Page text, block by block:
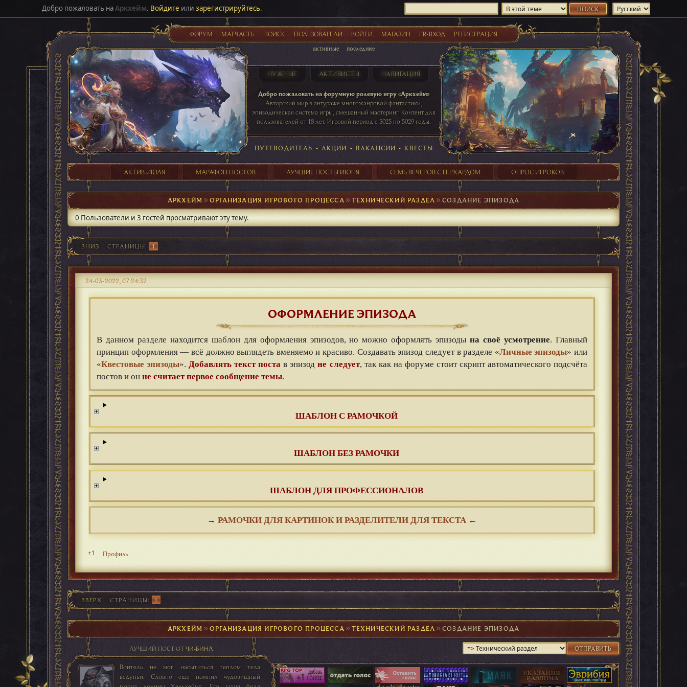
Добро пожаловать наАркхейм. Войдите или зарегистрируйтесь.
ФОРУМ МАТЧАСТЬ ПОИСК ПОЛЬЗОВАТЕЛИ ВОЙТИ МАГАЗИН PR-ВХОД РЕГИСТРАЦИЯ
активные последние
НУЖНЫЕ АКТИВИСТЫ НАВИГАЦИЯ
Добро пожаловать на форумную ролевую игру «Аркхейм»
Авторский мир в антураже многожанровой фантастики,
эпизодическая система игры, смешанный мастеринг. Контент для
пользователей от 18 лет. Игровой период с 5025 по 5029 годы.
таблице игровой активности
41 ПОСТОВ 31 ПОСТОВ 29 ПОСТОВ 24 ПОСТОВ
ПУТЕВОДИТЕЛЬ • АКЦИИ • ВАКАНСИИ • КВЕСТЫ
АКТИВ ИЮЛЯ МАРАФОН ПОСТОВ ЛУЧШИЕ ПОСТЫ ИЮНЯ СЕМЬ ВЕЧЕРОВ С ГЕРХАРДОМ ОПРОС ИГРОКОВ
АРКХЕЙМ ►ОРГАНИЗАЦИЯ ИГРОВОГО ПРОЦЕССА ►ТЕХНИЧЕСКИЙ РАЗДЕЛ ►СОЗДАНИЕ ЭПИЗОДА
0 Пользователи и 3 гостей просматривают эту тему.
ВНИЗ СТРАНИЦЫ 1
24-03-2022, 07:24:32
ОФОРМЛЕНИЕ ЭПИЗОДА
В данном разделе находится шаблон для оформления эпизодов, но можно оформлять эпизодына своё усмотрение. Главный
принцип оформления — всё должно выглядеть вменяемо и красиво. Создавать эпизод следует в разделе «Личные эпизоды» или
«Квестовые эпизоды». Добавлять текст поста в эпизодне следует, так как на форуме стоит скрипт автоматического подсчёта
постов и он не считает первое сообщение темы.
ШАБЛОН С РАМОЧКОЙ
ШАБЛОН БЕЗ РАМОЧКИ
ШАБЛОН ДЛЯ ПРОФЕССИОНАЛОВ
→ РАМОЧКИ ДЛЯ КАРТИНОК И РАЗДЕЛИТЕЛИ ДЛЯ ТЕКСТА ←
+1 Профиль
ВВЕРХ СТРАНИЦЫ 1
АРКХЕЙМ ►ОРГАНИЗАЦИЯ ИГРОВОГО ПРОЦЕССА ►ТЕХНИЧЕСКИЙ РАЗДЕЛ ►СОЗДАНИЕ ЭПИЗОДА
ЛУЧШИЙ ПОСТ ОТ ЧИ-БИНА
Воитель не мог насытиться теплом тела
ведуньи. Словно ещё помнил чудовищный